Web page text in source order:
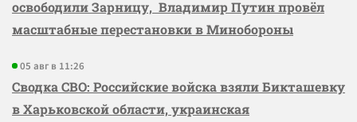
освободили Зарницу, Владимир Путин провёл
масштабные перестановки в Минобороны
05 авг в 11:26
Сводка СВО: Российские войска взяли Бикташевку
в Харьковской области, украинская